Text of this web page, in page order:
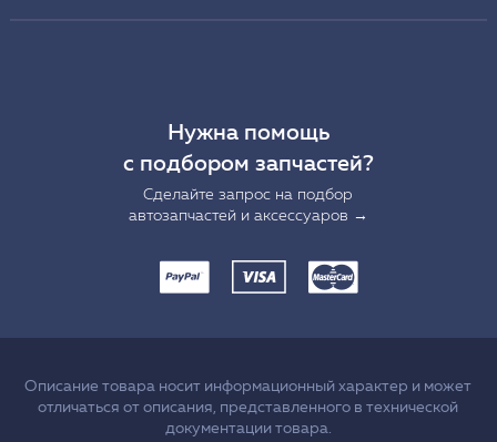
Нужна помощь
с подбором запчастей?
Сделайте запрос на подбор
автозапчастей и аксессуаров →
Описание товара носит информационный характер и может
отличаться от описания, представленного в технической
документации товара.